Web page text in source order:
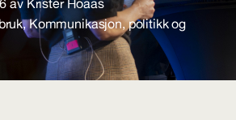
av Krister Hoaas
,Kommunikasjon, politikk og